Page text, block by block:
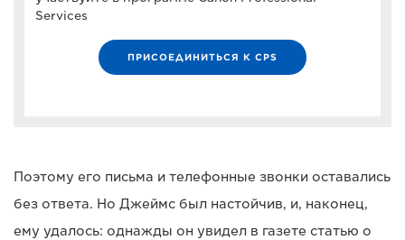
Services
ПРИСОЕДИНИТЬСЯ К CPS
Поэтому его письма и телефонные звонки оставались
без ответа. Но Джеймс был настойчив, и, наконец,
ему удалось: однажды он увидел в газете статью о